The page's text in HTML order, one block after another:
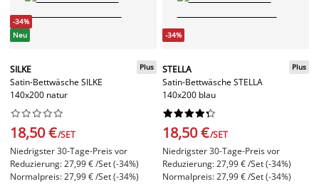
-34%
Neu
SILKE
Satin-Bettwäsche SILKE
140x200 natur
Plus






18,50 €/SET
Niedrigster 30-Tage-Preis vor
Reduzierung: 27,99 € /Set (-34%)
Normalpreis: 27,99 € /Set (-34%)
-34%
STELLA
Satin-Bettwäsche STELLA
140x200 blau
Plus






18,50 €/SET
Niedrigster 30-Tage-Preis vor
Reduzierung: 27,99 € /Set (-34%)
Normalpreis: 27,99 € /Set (-34%)